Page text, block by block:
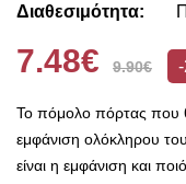
Διαθεσιμότητα:
7.48€ 9.90€
Το πόμολο πόρτας που
εμφάνιση ολόκληρου
είναι η εμφάνιση και